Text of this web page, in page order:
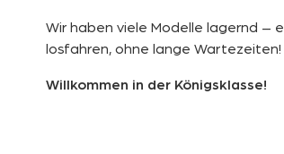
Wir haben viele Modelle lagernd –
losfahren, ohne lange Wartezeiten!
Willkommen in der Königsklasse!